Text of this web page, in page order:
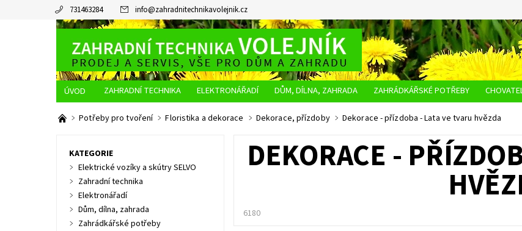
731463284 info@zahradnitechnikavolejnik.cz
ZAHRADNÍ TECHNIKA ELEKTRONÁŘADÍ DŮM, DÍLNA, ZAHRADA ZAHRÁDKÁŘSKÉ POTŘEBY
O NÁS
JAK NAKUPOVAT DOPRAVA A PLATBA OBCHODNÍ PODMÍNKY OCHRANA OSOBNÍCH ÚDAJŮ NAPIŠTE
Potřeby pro tvoření Floristika a dekorace Dekorace, přízdoby Dekorace - přízdoba - Lata ve tvaru hvězda
DEKORACE -
6180
KATEGORIE
Elektrické vozíky a skútry SELVO
Zahradní technika
Elektronářadí
Dům, dílna, zahrada
Zahrádkářské potřeby